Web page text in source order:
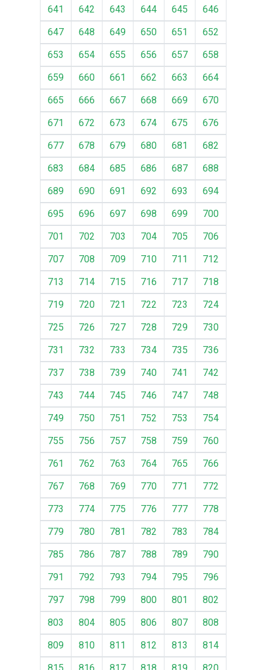
641
642 643 644 645
646
647
648 649 650 651
652
653
654 655 656 657
658
659
660 661 662 663
664
665
666 667 668 669
670
671
672 673 674 675
676
677
678 679 680 681
682
683
684 685 686 687
688
689
690 691 692 693
694
695
696 697 698 699
700
701
702 703 704 705
706
707
708 709 710 711
712
713
714 715 716 717
718
719
720 721 722 723
724
725
726 727 728 729
730
731
732 733 734 735
736
737
738 739 740 741
742
743
744 745 746 747
748
749
750 751 752 753
754
755
756 757 758 759
760
761
762 763 764 765
766
767
768 769 770 771
772
773
774 775 776 777
778
779
780 781 782 783
784
785
786 787 788 789
790
791
792 793 794 795
796
797
798 799 800 801
802
803
804 805 806 807
808
809
810 811 812 813
814